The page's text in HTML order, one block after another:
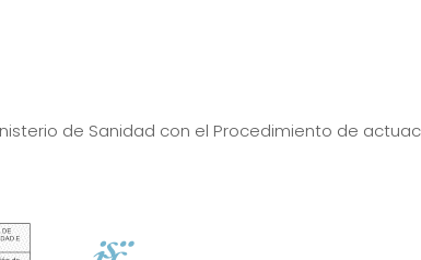
de Sanidad con el Procedimiento de